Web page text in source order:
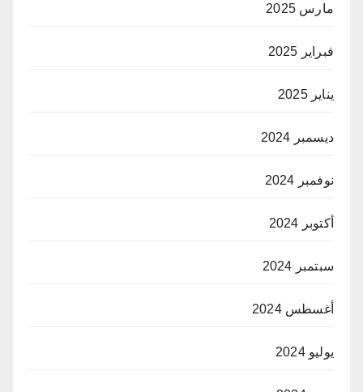
مارس 2025
فبراير 2025
يناير 2025
ديسمبر 2024
نوفمبر 2024
أكتوبر 2024
سبتمبر 2024
أغسطس 2024
يوليو 2024